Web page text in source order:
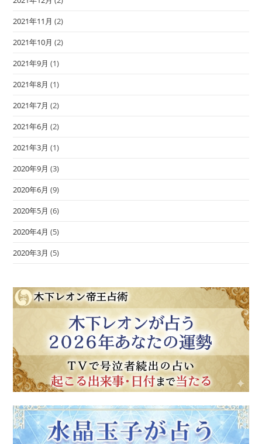
2021年11月 (2)
2021年10月 (2)
2021年9月 (1)
2021年8月 (1)
2021年7月 (2)
2021年6月 (2)
2021年3月 (1)
2020年9月 (3)
2020年6月 (9)
2020年5月 (6)
2020年4月 (5)
2020年3月 (5)